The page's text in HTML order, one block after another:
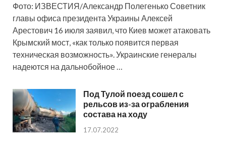
Фото: ИЗВЕСТИЯ/Александр Полегенько Советник
главы офиса президента Украины Алексей
Арестович 16 июля заявил, что Киев может атаковать
Крымский мост, «как только появится первая
техническая возможность». Украинские генералы
надеются на дальнобойное …
Под Тулой поезд сошел с
рельсов из-за ограбления
состава на ходу
17.07.2022